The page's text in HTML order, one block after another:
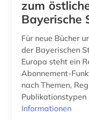
nürnberg (1)
oral history (5)
osteuropa (13)
zum
Bayerische
Für neue Bücher
der Bayerischen
Europa steht ein
Abonnement-
nach Themen,
Informationen